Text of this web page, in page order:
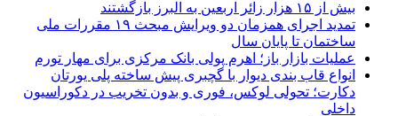
بیش از ۱۵ هزار زائر اربعین به البرز بازگشتند
تمدید اجرای همزمان دو ویرایش مبحث ۱۹ مقررات ملی
ساختمان تا پایان سال
عملیات بازار باز؛ اهرم پولی بانک مرکزی برای مهار تورم
انواع قاب بندی دیوار با گچبری پیش ساخته پلی یورتان
دکارت؛ تحولی لوکس، فوری و بدون تخریب در دکوراسیون
داخلی